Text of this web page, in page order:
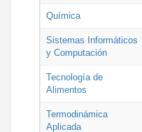
Química
Sistemas Informáticos
y Computación
Tecnología de
Alimentos
Termodinámica
Aplicada